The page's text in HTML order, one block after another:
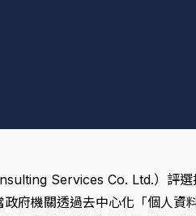
Services Co. Ltd.）評
府機關透過去中心化「個人資